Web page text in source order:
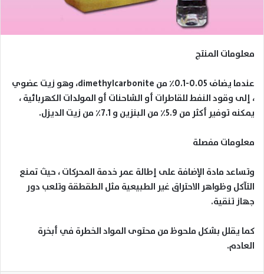
معلومات المنتج
عندما يضاف 0.05-0.1٪ من
dimethylcarbonite، وهو زيت عضوي
، إلى وقود النفط للقاطرات أو الشاحنات أو المولدات الكهربائية ،
يمكنه توفير أكثر من 5.9٪ من البنزين و 7.1٪ من زيت الديزل
.
معلومات مفصلة
وتساعد مادة الإضافة على إطالة عمر خدمة المحركات ، حيث تمنع
التآكل وظواهر الاحتراق غير الطبيعية مثل الطقطقة وتلعب دور
جهاز تنقية.
كما يقلل بشكل ملحوظ من محتوى المواد الخطرة في أبخرة
العادم.